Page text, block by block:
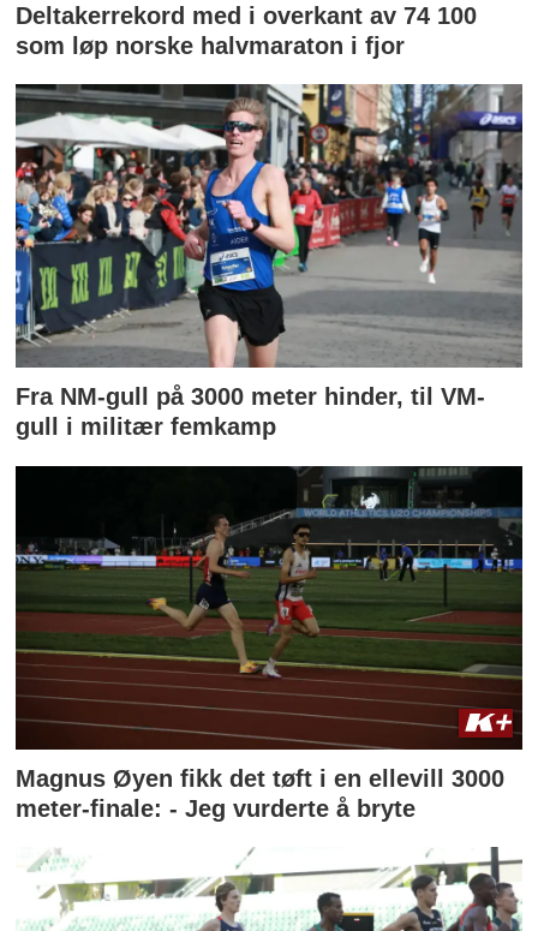
Deltakerrekord med i overkant av 74 100
som løp norske halvmaraton i fjor
Fra NM-gull på 3000 meter hinder, til VM-
gull i militær femkamp
Magnus Øyen fikk det tøft i en ellevill 3000
meter-finale: - Jeg vurderte å bryte